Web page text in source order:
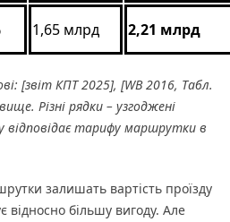
1,65 млрд 2,21 млрд
[звіт КПТ 2025], [WB 2016, Табл.
Різні рядки – узгоджені
відповідає тарифу маршрутки в
залишать вартість проїзду
відносно більшу вигоду. Але